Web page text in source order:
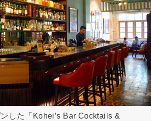
した「Kohei’s Bar Cocktails &